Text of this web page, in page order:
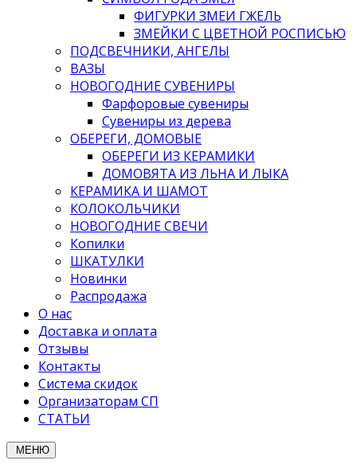
ФИГУРКИ ЗМЕИ ГЖЕЛЬ
ЗМЕЙКИ С ЦВЕТНОЙ РОСПИСЬЮ
ПОДСВЕЧНИКИ, АНГЕЛЫ
ВАЗЫ
НОВОГОДНИЕ СУВЕНИРЫ
Фарфоровые сувениры
Сувениры из дерева
ОБЕРЕГИ, ДОМОВЫЕ
ОБЕРЕГИ ИЗ КЕРАМИКИ
ДОМОВЯТА ИЗ ЛЬНА И ЛЫКА
КЕРАМИКА И ШАМОТ
КОЛОКОЛЬЧИКИ
НОВОГОДНИЕ СВЕЧИ
Копилки
ШКАТУЛКИ
Новинки
Распродажа
О нас
Доставка и оплата
Отзывы
Контакты
Система скидок
Организаторам СП
СТАТЬИ
МЕНЮ